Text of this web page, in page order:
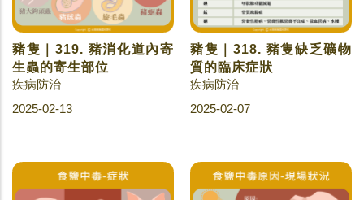
豬隻｜319. 豬消化道內寄
生蟲的寄生部位
疾病防治
2025-02-13
豬隻｜318. 豬隻缺乏礦物
質的臨床症狀
疾病防治
2025-02-07